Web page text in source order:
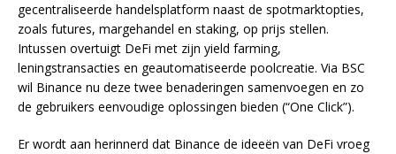
gecentraliseerde handelsplatform naast de spotmarktopties,
zoals futures, margehandel en staking, op prijs stellen.
Intussen overtuigt DeFi met zijn yield farming,
leningstransacties en geautomatiseerde poolcreatie. Via BSC
wil Binance nu deze twee benaderingen samenvoegen en zo
de gebruikers eenvoudige oplossingen bieden (“One Click”).
Er wordt aan herinnerd dat Binance de ideeën van DeFi vroeg